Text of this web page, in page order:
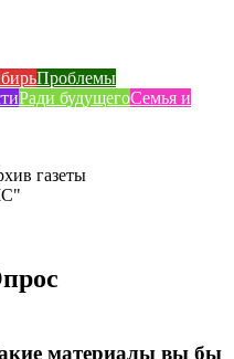
Проблемы
Ради будущегоСемья и
газеты
материалы вы бы